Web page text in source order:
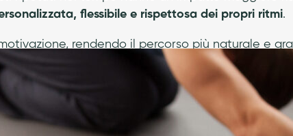
flessibile e rispettosa dei propri ritmi.
rendendo il percorso più naturale e